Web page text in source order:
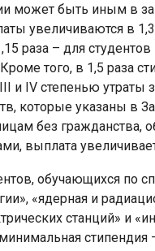
может быть иным в
увеличиваются в
раза – для
того, в 1,5 раза
и IV степенью
которые указаны в
без гражданства,
выплата
обучающихся по
«ядерная и
станций» и